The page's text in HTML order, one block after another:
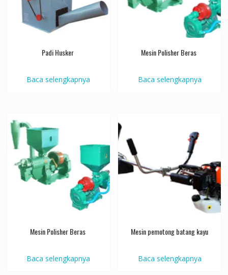
Padi Husker
Baca selengkapnya
Mesin Polisher Beras
Baca selengkapnya
Mesin Polisher Beras
Baca selengkapnya
Mesin pemotong batang kayu
Baca selengkapnya